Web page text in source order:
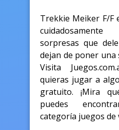
Trekkie Meiker F/F
sorpresas que
dejan de poner una
Visita
quieras jugar a
gratuito. ¡Mira
puedes
categoría juegos de